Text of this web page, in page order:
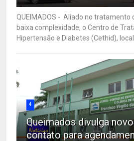
QUEIMADOS - Aliado no tratamento
baixa complexidade, o Centro de
Hipertensão e Diabetes (Cethid),
4
Queimados divulga
contato para